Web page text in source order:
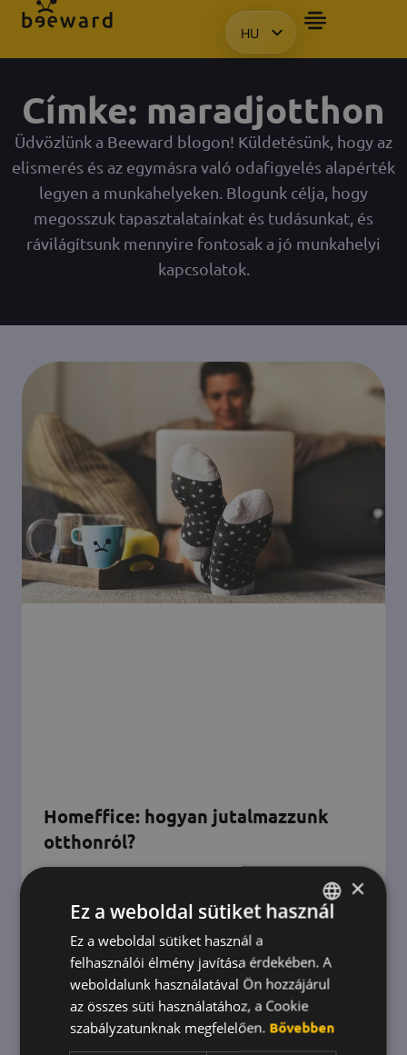
HU
EN
PL
Címke: maradjotthon
Üdvözlünk a Beeward blogon! Küldetésünk, hogy az
elismerés és az egymásra való odafigyelés alapérték
legyen a munkahelyeken. Blogunk célja, hogy
megosszuk tapasztalatainkat és tudásunkat, és
rávilágítsunk mennyire fontosak a jó munkahelyi
kapcsolatok.
Homeffice: hogyan jutalmazzunk
otthonról?
munkatársak kapcsolatban maradjanak és
megjutalmazzák egymást! Mutatjuk is, mivel
tudtok ilyenkor jutalmazni.
ENGLISH
KOREAN
×
Ez a weboldal sütiket használ
Ez a weboldal sütiket használ a
felhasználói élmény javítása érdekében. A
weboldalunk használatával Ön hozzájárul
az összes süti használatához, a Cookie
szabályzatunknak megfelelően. Bővebben